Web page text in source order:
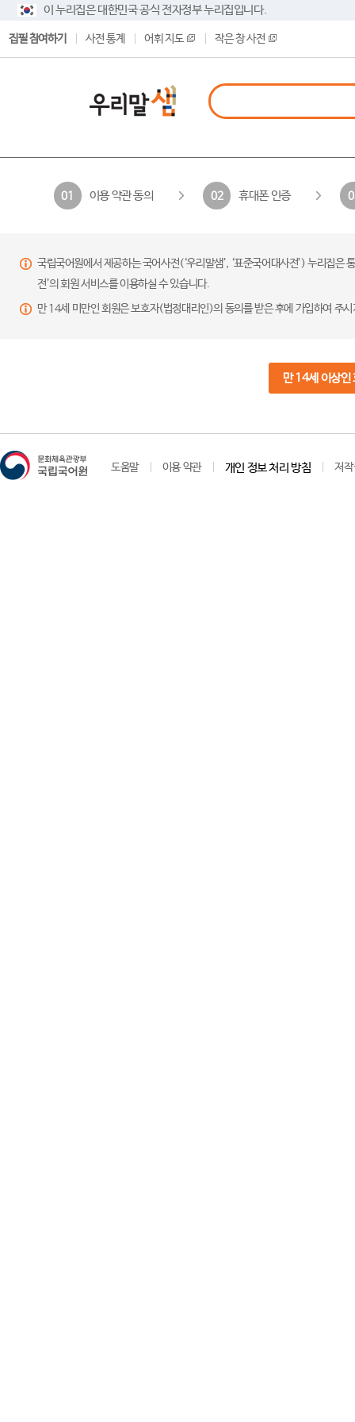
이 누리집은 대한민국 공식 전자정부 누리집입니다.
집필 참여하기 사전 통계 어휘 지도 작은 창 사전
01 이용 약관 동의 02 휴대폰 인증
국립국어원에서 제공하는 국어사전(‘우리말샘’, ‘표준국어대사전’) 누리집
전’의 회원 서비스를 이용하실 수 있습니다.
만 14세 미만인 회원은 보호자(법정대리인)의 동의를 받은 후에 가입하여 주
만 14세 이상인
도움말 이용 약관 개인 정보 처리 방침 저